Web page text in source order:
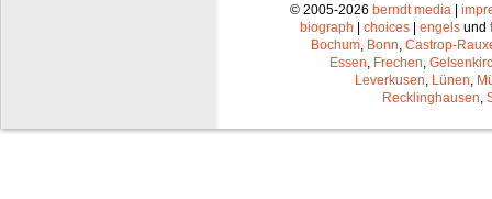
© 2005-2026 berndt media |
biograph | choices | engels und
Bochum Bonn Castrop-
Essen Frechen
Leverkusen Lünen
Recklinghausen